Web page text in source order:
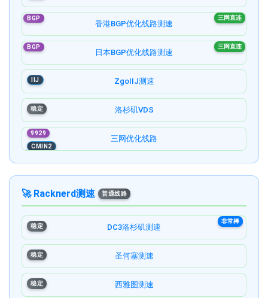
香港BGP优化线路测速
BGP 三网直连
日本BGP优化线路测速
BGP 三网直连
ZgoIIJ测速
IIJ
洛杉矶VDS
稳定
三网优化线路
9929
CMIN2
🚀 Racknerd测速 普通线路
DC3洛杉矶测速
稳定
非常棒
圣何塞测速
稳定
西雅图测速
稳定